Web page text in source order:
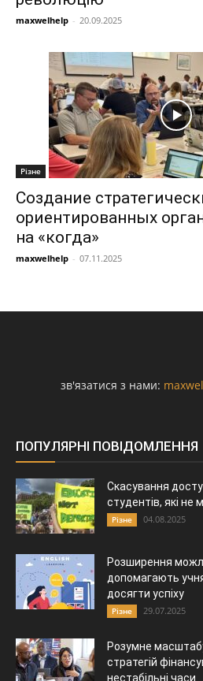
maxwelhelp - 20.09.2025
Різне
Создание
ориентированных
на «когда»
maxwelhelp - 07.11.2025
зв'язатися з нами:
ПОПУЛЯРНІ ПОВІДОМЛЕННЯ
Скасування
студентів, які не
Різне 04.08.2025
Розширення
допомагають
досягти успіху
Різне 29.07.2025
Розумне
стратегій
нестабільні часи